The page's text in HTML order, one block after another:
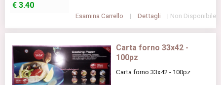
€ 3.40
Esamina Carrello | Dettagli | Non Disponibile
Carta forno 33x42 -
100pz
Carta forno 33x42 - 100pz..